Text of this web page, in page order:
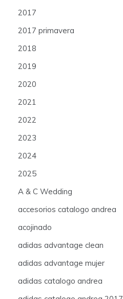
2017
2017 primavera
2018
2019
2020
2021
2022
2023
2024
2025
A & C Wedding
accesorios catalogo andrea
acojinado
adidas advantage clean
adidas advantage mujer
adidas catalogo andrea